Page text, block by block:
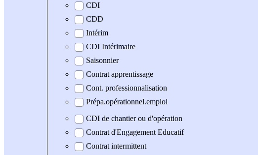
Type de contrat
CDI
CDD
Intérim
CDI Intérimaire
Saisonnier
Contrat apprentissage
Cont. professionnalisation
Prépa.opérationnel.emploi
CDI de chantier ou d'opération
Contrat d'Engagement Educatif
Contrat intermittent